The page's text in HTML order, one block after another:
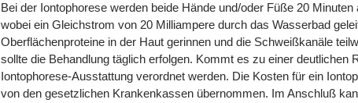
Bei der Iontophorese werden beide Hände und/oder Füße 20
wobei ein Gleichstrom von 20 Milliampere durch das Wasserbad
Oberflächenproteine in der Haut gerinnen und die Schweißkanäle
sollte die Behandlung täglich erfolgen. Kommt es zu einer deutlichen
Iontophorese-Ausstattung verordnet werden. Die Kosten für ein
von den gesetzlichen Krankenkassen übernommen. Im Anschluß